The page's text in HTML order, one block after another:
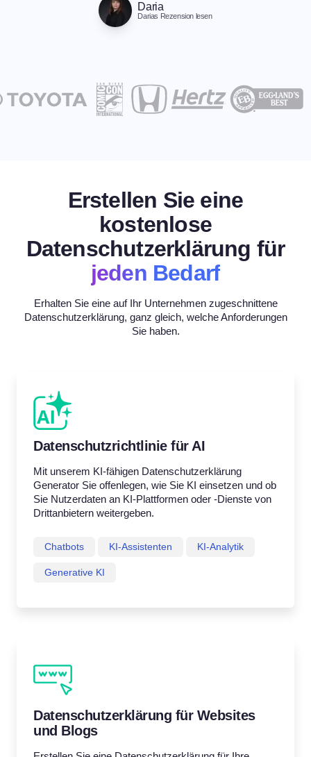
Daria
Darias Rezension lesen
Erstellen Sie eine
kostenlose
Datenschutzerklärung für
jeden Bedarf
Erhalten Sie eine auf Ihr Unternehmen zugeschnittene
Datenschutzerklärung, ganz gleich, welche Anforderungen
Sie haben.
Datenschutzrichtlinie für AI
Mit unserem KI-fähigen Datenschutzerklärung
Generator Sie offenlegen, wie Sie KI einsetzen und ob
Sie Nutzerdaten an KI-Plattformen oder -Dienste von
Drittanbietern weitergeben.
Chatbots KI-Assistenten KI-Analytik
Generative KI
Datenschutzerklärung für Websites
und Blogs